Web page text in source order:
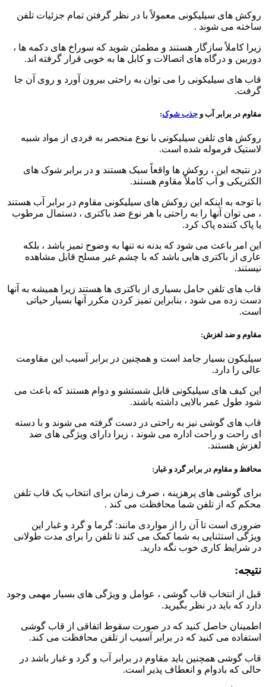
روکش های سیلیکونی معمولاً با در نظر گرفتن تمام جزئیات تلفن
ساخته می شوند .
زیرا کاملاً سازگار هستند و مطمئن شوید که سوراخ های دکمه ها ،
دوربین و درگاه های اتصالات و کابل ها به خوبی قرار گرفته اند.
قاب های سیلیکونی را می توان به راحتی بیرون آورد و روی آن جا
گرفت.
مقاوم در برابر آب و جذب شوک:
روکش های تلفن سیلیکونی با نوع منحصر به فردی از مواد شبیه
لاستیک فرموله شده است.
در نتیجه این ، روکش ها واقعاً سبک هستند و در برابر شوک های
الکتریکی و آب کاملاً مقاوم هستند.
با توجه به اینکه این روکش های سیلیکونی مقاوم در برابر آب هستند
، می توان آنها را به راحتی با هر نوع ضد باکتری ، دستمال مرطوب
یا پاک کننده پاک کرد.
این امر باعث می شود که بدنه نه تنها به وضوح تمیز باشد ، بلکه
عاری از باکتری هایی باشد که با چشم غیر مسلح قابل مشاهده
نیستند.
قاب های تلفن حامل بسیاری از باکتری ها هستند زیرا همیشه به آنها
دست زده می شود ، بنابراین تمیز کردن مکرر آنها بسیار حیاتی
است.
مقاوم و ضد لغزش:
سیلیکون بسیار جامد است و همچنین در برابر آسیب این مقاومت
عالی را دارد.
این کیف های سیلیکونی قابل شستشو و دوام هستند که باعث می
شود طول عمر بالایی داشته باشند.
قاب های گوشی نیز به راحتی در دست گرفته می شوند و با دسته
ای راحت و راحت اداره می شوند ، زیرا دارای ویژگی های ضد
لغزش هستند.
محافظ و مقاوم در برابر گرد و غبار:
برای گوشی های پرهزینه ، صرف زمان برای انتخاب یک قاب تلفن
محکم که از تلفن شما محافظت می کند .
ضروری است تا آن را از مواردی مانند: گرما و گرد و غبار این
ویژگی استثنایی به شما کمک می کند تا تلفن را برای مدت طولانی
در شرایط کاری خوب نگه دارید.
نتیجه:
قبل از انتخاب قاب گوشی ، عوامل و ویژگی های بسیار مهمی وجود
دارد که باید در نظر بگیرید.
اطمینان حاصل کنید که در صورت سقوط اتفاقی از قاب گوشی
استفاده می کنید که در برابر آسیب از تلفن محافظت می کند.
قاب گوشی همچنین باید مقاوم در برابر آب و گرد و غبار باشد در
حالی که بادوام و انعطاف پذیر است.